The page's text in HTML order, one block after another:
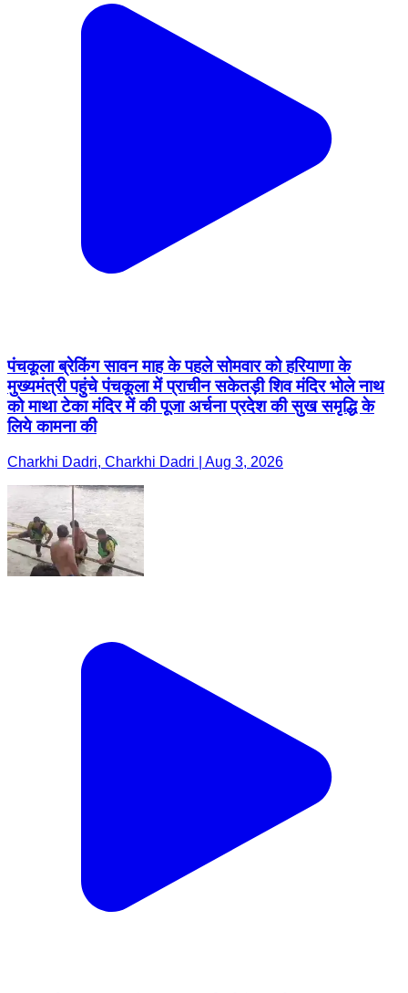
पंचकूला ब्रेकिंग सावन माह के पहले सोमवार को हरियाणा के
मुख्यमंत्री पहुंचे पंचकूला में प्राचीन सकेतड़ी शिव मंदिर भोले नाथ
को माथा टेका मंदिर में की पूजा अर्चना प्रदेश की सुख समृद्धि के
लिये कामना की
Charkhi Dadri, Charkhi Dadri | Aug 3, 2026